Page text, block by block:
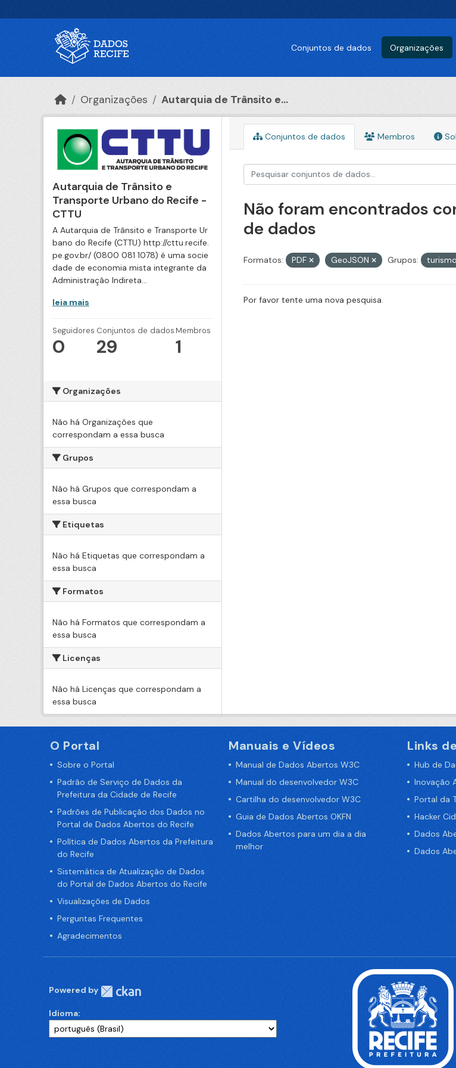
Conjuntos de dados Organizações
Organizações Autarquia de Trânsito e...
Autarquia de Trânsito e
Transporte Urbano do Recife -
CTTU
A Autarquia de Trânsito e Transporte Ur
bano do Recife (CTTU) http://cttu.recife.
pe.gov.br/ (0800 081 1078) é uma socie
dade de economia mista integrante da
Administração Indireta...
leia mais
Seguidores
0
Conjuntos de dados
29
Membros
1
Organizações
Não há Organizações que
correspondam a essa busca
Grupos
Não há Grupos que correspondam a
essa busca
Etiquetas
Não há Etiquetas que correspondam a
essa busca
Formatos
Não há Formatos que correspondam a
essa busca
Licenças
Não há Licenças que correspondam a
essa busca
Conjuntos de dados Membros
Não foram encontrados
de dados
Formatos: PDF GeoJSON Grupos: turismo
Por favor tente uma nova pesquisa.
O Portal
Sobre o Portal
Padrão de Serviço de Dados da
Prefeitura da Cidade de Recife
Padrões de Publicação dos Dados no
Portal de Dados Abertos do Recife
Política de Dados Abertos da Prefeitura
do Recife
Sistemática de Atualização de Dados
do Portal de Dados Abertos do Recife
Visualizações de Dados
Perguntas Frequentes
Agradecimentos
Manuais e Vídeos
Manual de Dados Abertos W3C
Manual do desenvolvedor W3C
Cartilha do desenvolvedor W3C
Guia de Dados Abertos OKFN
Dados Abertos para um dia a dia
melhor
Links
Hub de
Inovação
Portal da
Hacker
Dados
Dados
Powered by
Idioma